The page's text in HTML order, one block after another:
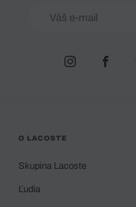
O LACOSTE
Skupina Lacoste
Ľudia